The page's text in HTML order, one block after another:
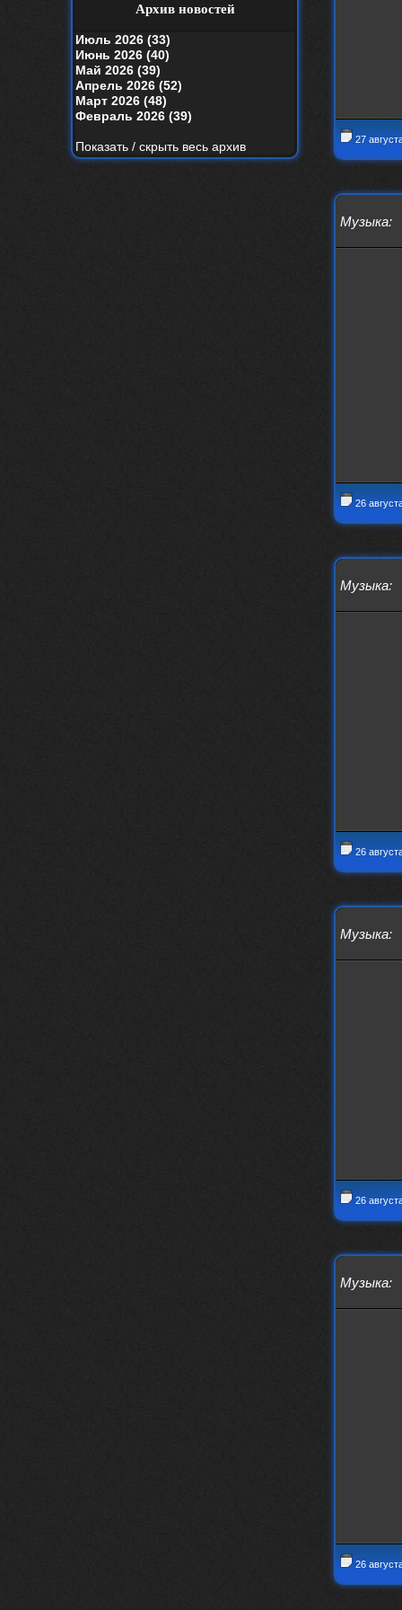
your window вышел
nеrvous_dеvil
Альбом года баста/гуф
Alternativshik_6
https://www.youtube.com/watch?v=k
yHesI7AYKg
зашел на сайт спустя 10 лет, почитал
Архив новостей
Июль 2026 (33)
Июнь 2026 (40)
Май 2026 (39)
Апрель 2026 (52)
Март 2026 (48)
Февраль 2026 (39)
Показать / скрыть весь архив 27
Музыка:
26
Музыка:
26
Музыка:
26
Музыка:
26